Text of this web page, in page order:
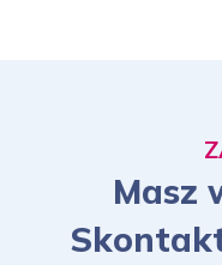
Masz